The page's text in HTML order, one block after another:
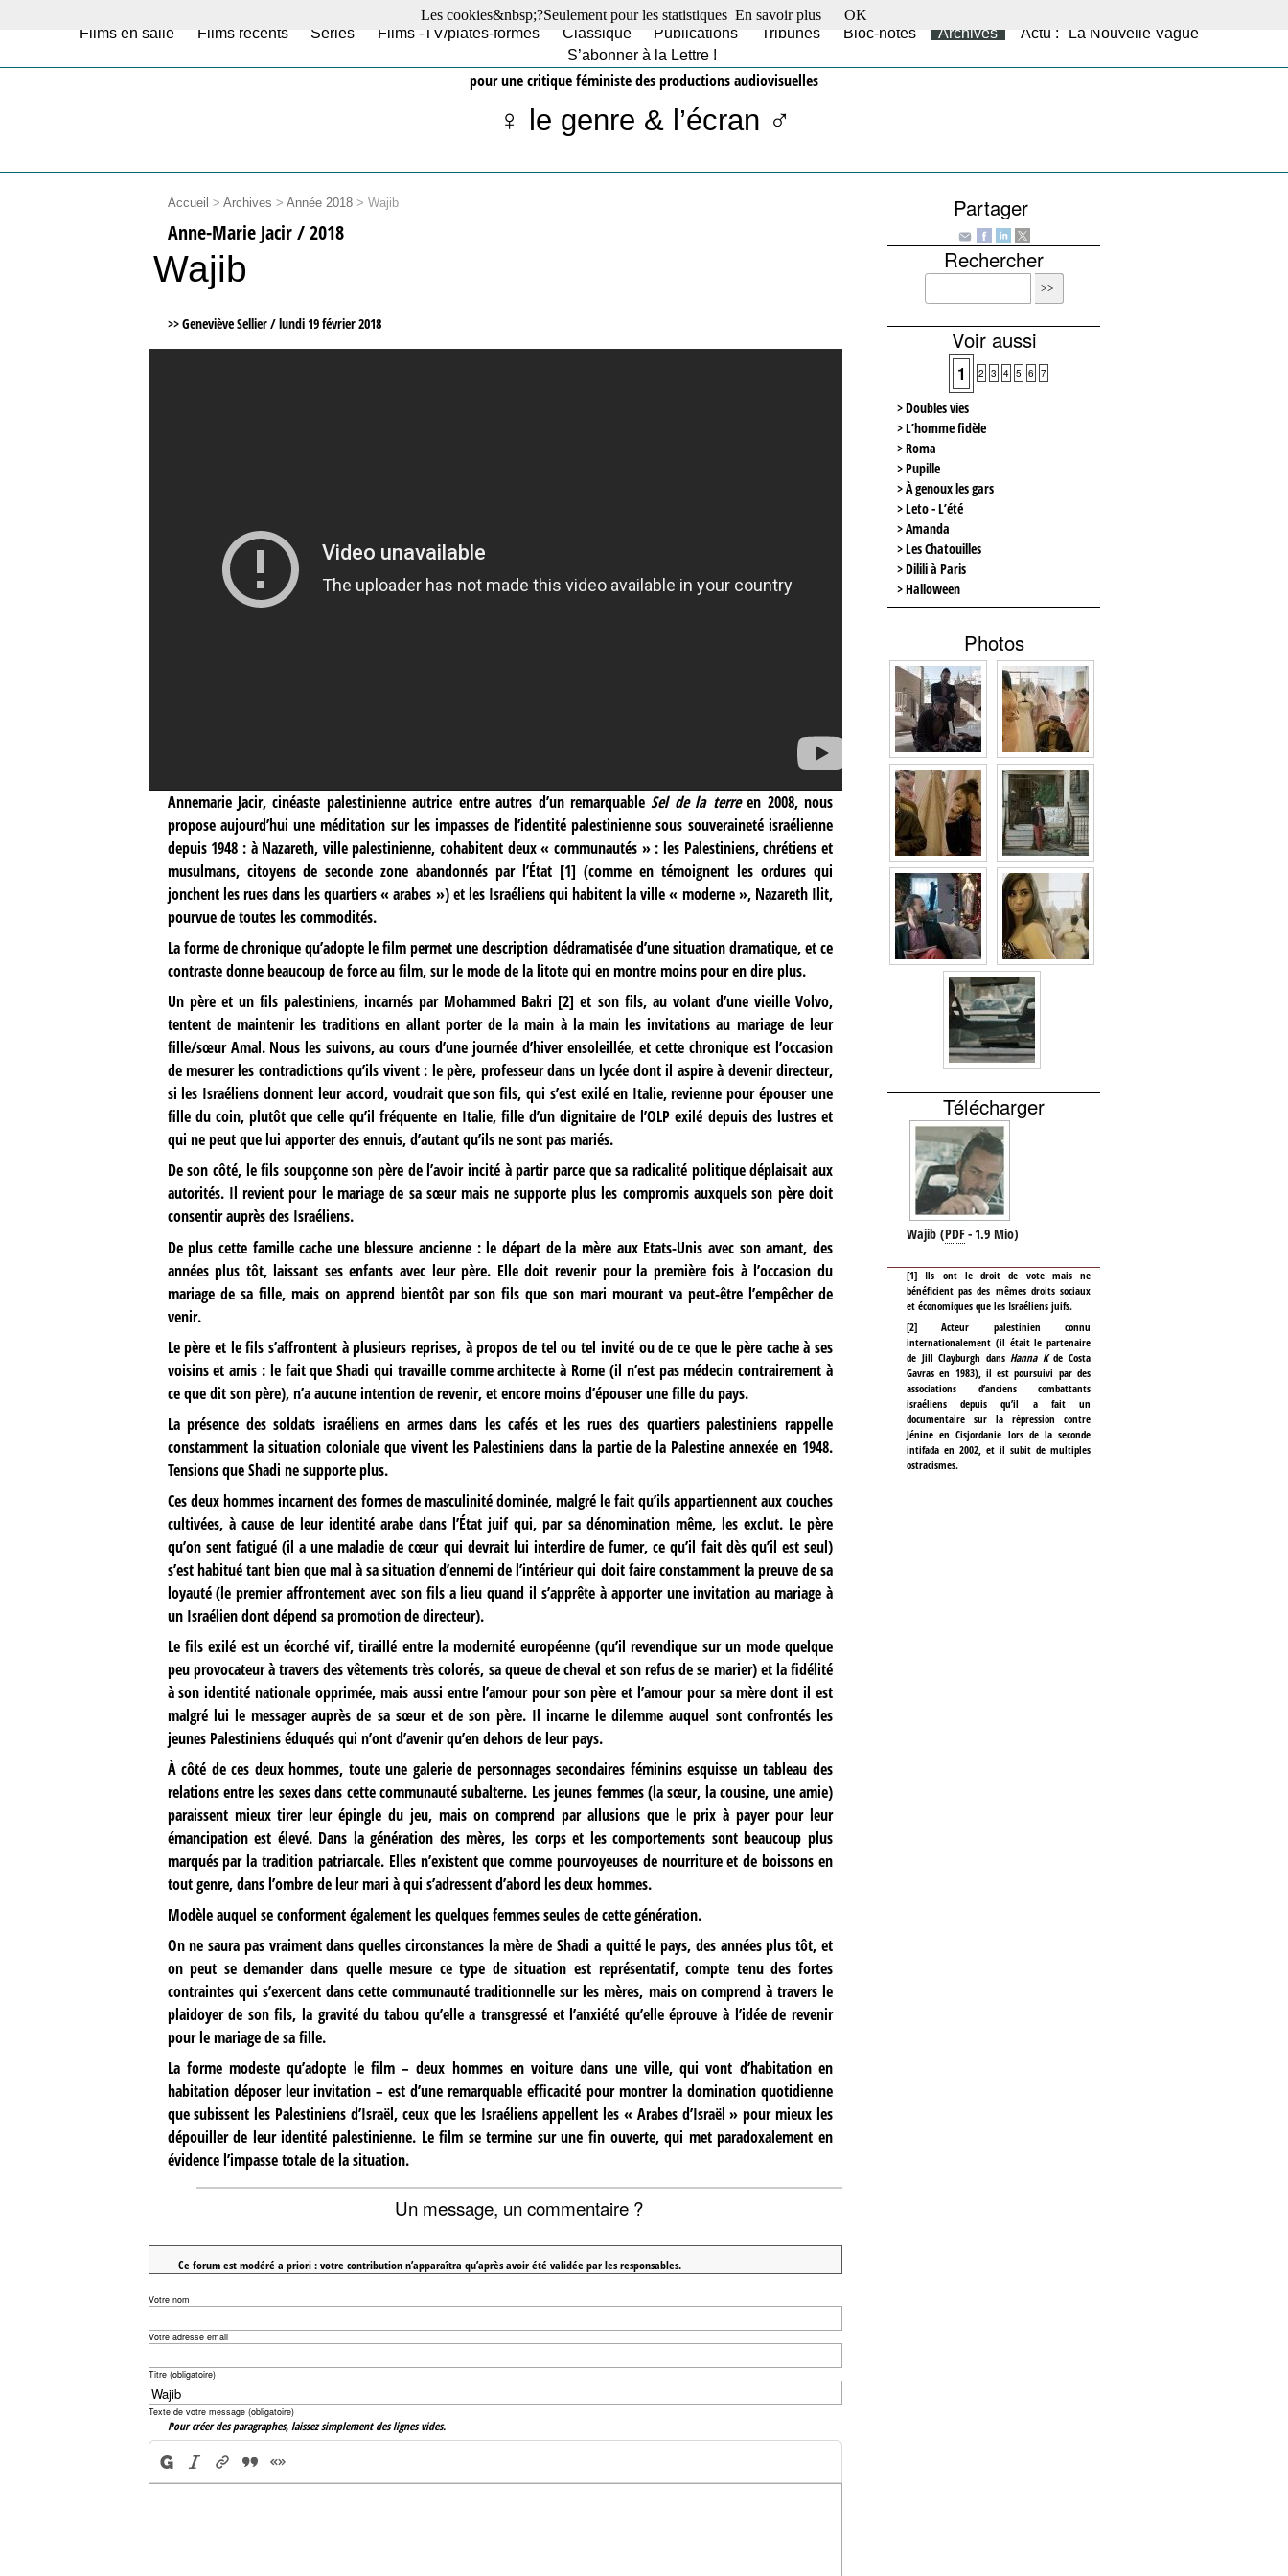
Films en salle Films récents Séries Films -TV/plates-formes Classique Publications Tribunes Bloc-notes Archives
Actu : "La Nouvelle Vague"
S’abonner à la Lettre !
pour une critique féministe des productions audiovisuelles
♀ le genre & l’écran ♂
Accueil > Archives > Année 2018> Wajib
Anne-Marie Jacir / 2018
Wajib
>> Geneviève Sellier /lundi 19 février 2018
Annemarie Jacir, cinéaste palestinienne autrice entre autres d’un remarquableSel de la terreen 2008, nous
propose aujourd’hui une méditation sur les impasses de l’identité palestinienne sous souveraineté israélienne
depuis 1948 : à Nazareth, ville palestinienne, cohabitent deux « communautés » : les Palestiniens, chrétiens et
musulmans, citoyens de seconde zone abandonnés par l’État [1] (comme en témoignent les ordures qui
jonchent les rues dans les quartiers « arabes ») et les Israéliens qui habitent la ville « moderne », Nazareth Ilit,
pourvue de toutes les commodités.
La forme de chronique qu’adopte le film permet une description dédramatisée d’une situation dramatique, et ce
contraste donne beaucoup de force au film, sur le mode de la litote qui en montre moins pour en dire plus.
Un père et un fils palestiniens, incarnés par Mohammed Bakri [2] et son fils, au volant d’une vieille Volvo,
tentent de maintenir les traditions en allant porter de la main à la main les invitations au mariage de leur
fille/sœur Amal. Nous les suivons, au cours d’une journée d’hiver ensoleillée, et cette chronique est l’occasion
de mesurer les contradictions qu’ils vivent : le père, professeur dans un lycée dont il aspire à devenir directeur,
si les Israéliens donnent leur accord, voudrait que son fils, qui s’est exilé en Italie, revienne pour épouser une
fille du coin, plutôt que celle qu’il fréquente en Italie, fille d’un dignitaire de l’OLP exilé depuis des lustres et
qui ne peut que lui apporter des ennuis, d’autant qu’ils ne sont pas mariés.
De son côté, le fils soupçonne son père de l’avoir incité à partir parce que sa radicalité politique déplaisait aux
autorités. Il revient pour le mariage de sa sœur mais ne supporte plus les compromis auxquels son père doit
consentir auprès des Israéliens.
De plus cette famille cache une blessure ancienne : le départ de la mère aux Etats-Unis avec son amant, des
années plus tôt, laissant ses enfants avec leur père. Elle doit revenir pour la première fois à l’occasion du
mariage de sa fille, mais on apprend bientôt par son fils que son mari mourant va peut-être l’empêcher de
venir.
Le père et le fils s’affrontent à plusieurs reprises, à propos de tel ou tel invité ou de ce que le père cache à ses
voisins et amis : le fait que Shadi qui travaille comme architecte à Rome (il n’est pas médecin contrairement à
ce que dit son père), n’a aucune intention de revenir, et encore moins d’épouser une fille du pays.
La présence des soldats israéliens en armes dans les cafés et les rues des quartiers palestiniens rappelle
constamment la situation coloniale que vivent les Palestiniens dans la partie de la Palestine annexée en 1948.
Tensions que Shadi ne supporte plus.
Ces deux hommes incarnent des formes de masculinité dominée, malgré le fait qu’ils appartiennent aux couches
cultivées, à cause de leur identité arabe dans l’État juif qui, par sa dénomination même, les exclut. Le père
qu’on sent fatigué (il a une maladie de cœur qui devrait lui interdire de fumer, ce qu’il fait dès qu’il est seul)
s’est habitué tant bien que mal à sa situation d’ennemi de l’intérieur qui doit faire constamment la preuve de sa
loyauté (le premier affrontement avec son fils a lieu quand il s’apprête à apporter une invitation au mariage à
un Israélien dont dépend sa promotion de directeur).
Le fils exilé est un écorché vif, tiraillé entre la modernité européenne (qu’il revendique sur un mode quelque
peu provocateur à travers des vêtements très colorés, sa queue de cheval et son refus de se marier) et la fidélité
à son identité nationale opprimée, mais aussi entre l’amour pour son père et l’amour pour sa mère dont il est
malgré lui le messager auprès de sa sœur et de son père. Il incarne le dilemme auquel sont confrontés les
jeunes Palestiniens éduqués qui n’ont d’avenir qu’en dehors de leur pays.
À côté de ces deux hommes, toute une galerie de personnages secondaires féminins esquisse un tableau des
relations entre les sexes dans cette communauté subalterne. Les jeunes femmes (la sœur, la cousine, une amie)
paraissent mieux tirer leur épingle du jeu, mais on comprend par allusions que le prix à payer pour leur
émancipation est élevé. Dans la génération des mères, les corps et les comportements sont beaucoup plus
marqués par la tradition patriarcale. Elles n’existent que comme pourvoyeuses de nourriture et de boissons en
tout genre, dans l’ombre de leur mari à qui s’adressent d’abord les deux hommes.
Modèle auquel se conforment également les quelques femmes seules de cette génération.
On ne saura pas vraiment dans quelles circonstances la mère de Shadi a quitté le pays, des années plus tôt, et
on peut se demander dans quelle mesure ce type de situation est représentatif, compte tenu des fortes
contraintes qui s’exercent dans cette communauté traditionnelle sur les mères, mais on comprend à travers le
plaidoyer de son fils, la gravité du tabou qu’elle a transgressé et l’anxiété qu’elle éprouve à l’idée de revenir
pour le mariage de sa fille.
La forme modeste qu’adopte le film – deux hommes en voiture dans une ville, qui vont d’habitation en
habitation déposer leur invitation – est d’une remarquable efficacité pour montrer la domination quotidienne
que subissent les Palestiniens d’Israël, ceux que les Israéliens appellent les « Arabes d’Israël » pour mieux les
dépouiller de leur identité palestinienne. Le film se termine sur une fin ouverte, qui met paradoxalement en
évidence l’impasse totale de la situation.
Un message, un commentaire ?
Ce forum est modéré a priori : votre contribution n’apparaîtra qu’après avoir été validée par les responsables.
Votre nom
Votre adresse email
Titre (obligatoire)
Texte de votre message (obligatoire)
Pour créer des paragraphes, laissez simplement des lignes vides.
Partager
Rechercher
Voir aussi
1 2 3 4 5 6 7
> Doubles vies
> L’homme fidèle
> Roma
> Pupille
> À genoux les gars
> Leto - L’été
> Amanda
> Les Chatouilles
> Dilili à Paris
> Halloween
Photos
Télécharger
Wajib (PDF-1.9 Mio)
[1] Ils ont le droit de vote mais ne
bénéficient pas des mêmes droits sociaux
et économiques que les Israéliens juifs.
[2]Acteur palestinien connu
internationalement (il était le partenaire
de Jill Clayburgh dansHanna Kde Costa
Gavras en 1983), il est poursuivi par des
associations d’anciens combattants
israéliens depuis qu’il a fait un
documentaire sur la répression contre
Jénine en Cisjordanie lors de la seconde
intifada en 2002, et il subit de multiples
ostracismes.
Les cookies&nbsp;?Seulement pour les statistiques En savoir plus OK